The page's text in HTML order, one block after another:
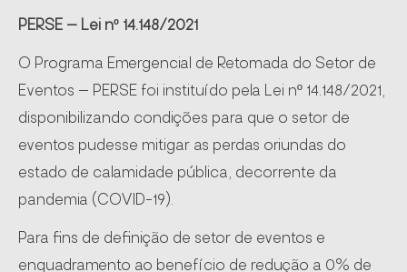
PERSE – Lei nº 14.148/2021
O Programa Emergencial de Retomada do Setor de
Eventos – PERSE foi instituído pela Lei nº 14.148/2021,
disponibilizando condições para que o setor de
eventos pudesse mitigar as perdas oriundas do
estado de calamidade pública, decorrente da
pandemia (COVID-19).
Para fins de definição de setor de eventos e
enquadramento ao benefício de redução a 0% de